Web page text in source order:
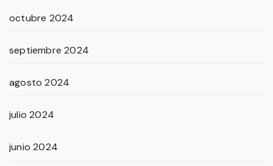
octubre 2024
septiembre 2024
agosto 2024
julio 2024
junio 2024